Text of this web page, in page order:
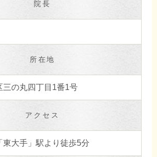
院長
所在地
三の丸四丁目1番1号
アクセス
東大手」駅より徒歩5分